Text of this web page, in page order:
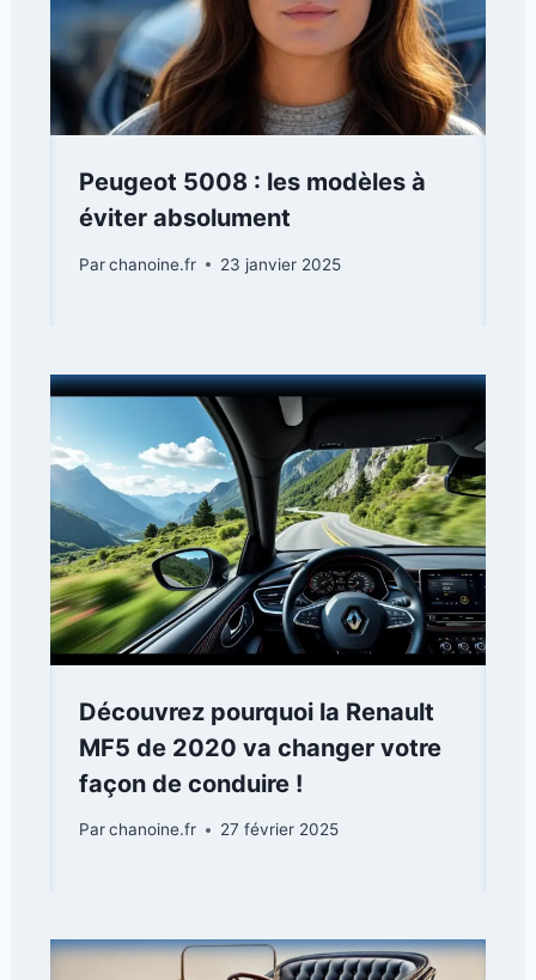
Peugeot 5008 : les modèles à
éviter absolument
Parchanoine.fr 23 janvier 2025
Découvrez pourquoi la Renault
MF5 de 2020 va changer votre
façon de conduire !
Parchanoine.fr 27 février 2025